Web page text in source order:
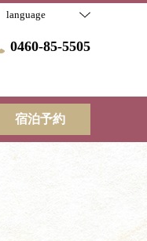
language
0460-85-5505
宿泊予約